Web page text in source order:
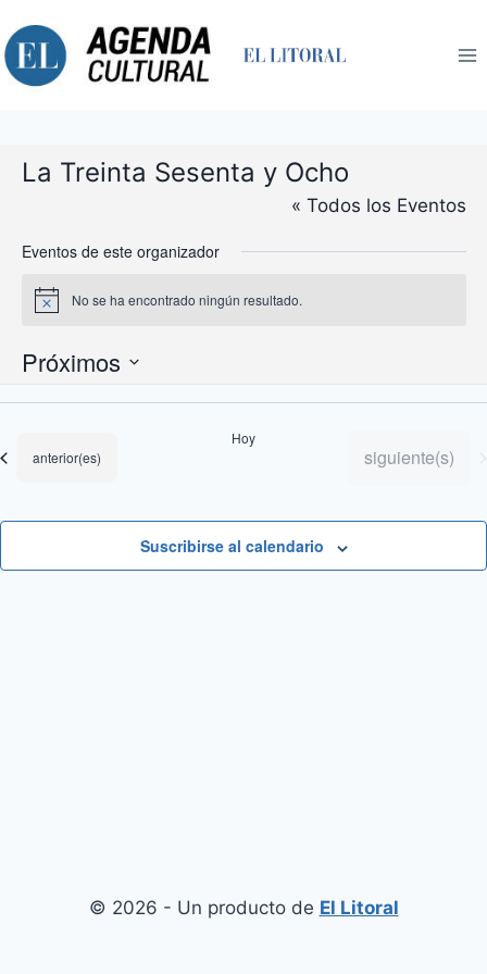
al
contenido
La Treinta Sesenta y Ocho
« Todos los Eventos
Eventos de este organizador
Aviso No se ha encontrado ningún resultado.
Próximos
fecha.
Eventos
anterior(es)
Hoy
Eventos
siguiente(s)
Suscribirse al calendario
© 2026 - Un producto de El Litoral